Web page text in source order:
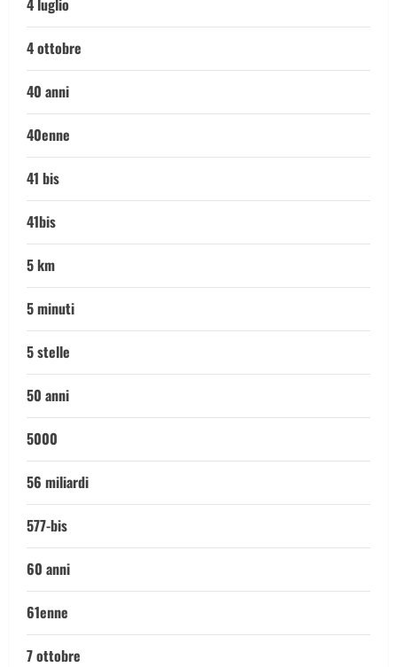
4 luglio
4 ottobre
40 anni
40enne
41 bis
41bis
5 km
5 minuti
5 stelle
50 anni
5000
56 miliardi
577-bis
60 anni
61enne
7 ottobre